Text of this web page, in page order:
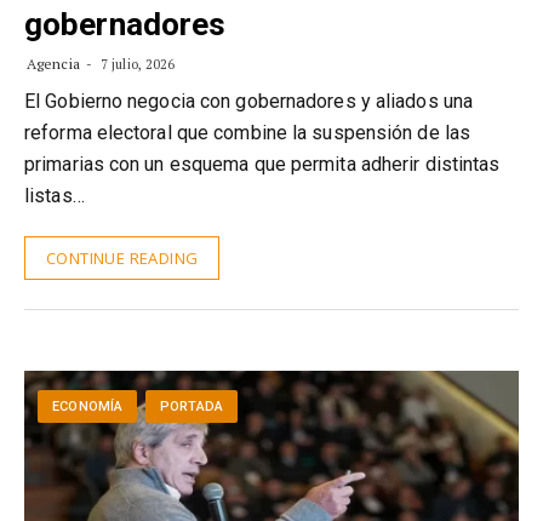
gobernadores
Agencia 7 julio, 2026
El Gobierno negocia con gobernadores y aliados una
reforma electoral que combine la suspensión de las
primarias con un esquema que permita adherir distintas
listas…
CONTINUE READING
ECONOMÍA PORTADA